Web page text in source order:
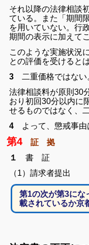
それ以降の法律相談
ている。また「期間
を用いていない。行
期間の表示に加えて
このような実施状況
との評価を受けると
3 二重価格ではない
法律相談料が原則30
おり初回30分以内に
せるものではなく、
4 よって、懲戒事由
第4 証 拠
１
書 証
（1）請求者提出
第1の次が第3にな
載されているか京